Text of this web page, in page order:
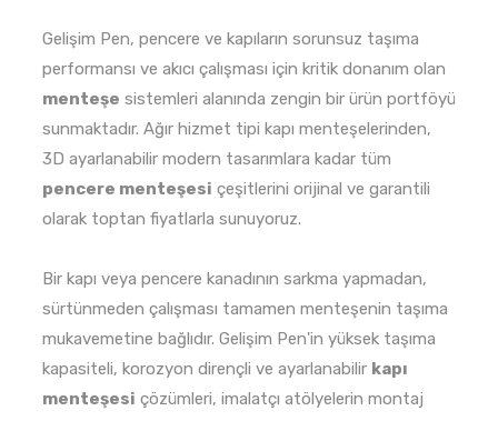
Gelişim Pen, pencere ve kapıların sorunsuz taşıma
performansı ve akıcı çalışması için kritik donanım olan
menteşe sistemleri alanında zengin bir ürün portföyü
sunmaktadır. Ağır hizmet tipi kapı menteşelerinden,
3D ayarlanabilir modern tasarımlara kadar tüm
pencere menteşesi çeşitlerini orijinal ve garantili
olarak toptan fiyatlarla sunuyoruz.
Bir kapı veya pencere kanadının sarkma yapmadan,
sürtünmeden çalışması tamamen menteşenin taşıma
mukavemetine bağlıdır. Gelişim Pen'in yüksek taşıma
kapasiteli, korozyon dirençli ve ayarlanabilir kapı
menteşesi çözümleri, imalatçı atölyelerin montaj